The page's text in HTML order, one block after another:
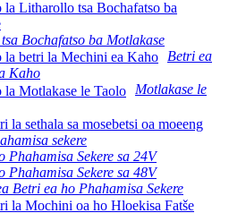
Bochafatso ba Motlakase
Betri ea
Kaho
Motlakase le
sekere
Phahamisa Sekere sa 24V
Phahamisa Sekere sa 48V
Betri ea ho Phahamisa Sekere